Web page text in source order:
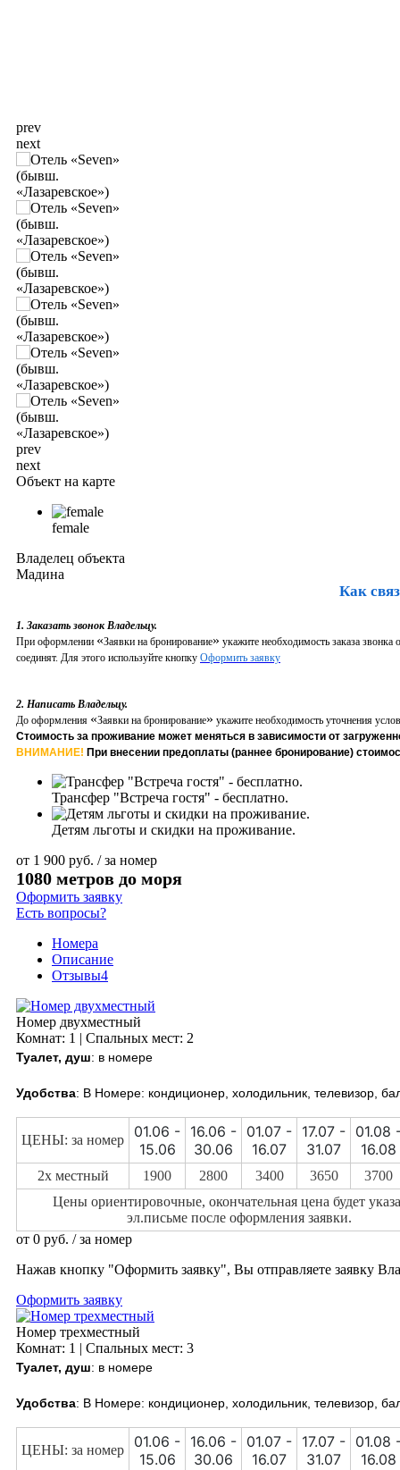
prev
next
prev
next
Объект на карте
female
Владелец объекта
Мадина
Как
1. Заказать звонок Владельцу.
При оформлении «Заявки на бронирование» укажите необходимость заказа звонка
соединят. Для этого используйте кнопку Оформить заявку
2. Написать Владельцу.
До оформления «Заявки на бронирование» укажите необходимость уточнения
Стоимость за проживание может меняться в зависимости от
ВНИМАНИЕ! При внесении предоплаты (раннее бронирование)
Трансфер "Встреча гостя" - бесплатно.
Детям льготы и скидки на проживание.
от 1 900 руб. / за номер
1080 метров до моря
Оформить заявку
Есть вопросы?
Номера
Описание
Отзывы4
Номер двухместный
Комнат: 1 | Спальных мест: 2
Туалет, душ: в номере
Удобства: В Номере: кондиционер, холодильник, телевизор,
ЦЕНЫ: за номер
01.06 -
15.06
16.06 -
30.06
01.07 -
16.07
17.07 -
31.07
01.08
16.08
2х местный 1900 2800 3400 3650
3700
Цены ориентировочные, окончательная цена будет
эл.письме после оформления заявки.
от 0 руб. / за номер
Нажав кнопку "Оформить заявку", Вы отправляете заявку
Оформить заявку
Номер трехместный
Комнат: 1 | Спальных мест: 3
Туалет, душ: в номере
Удобства: В Номере: кондиционер, холодильник, телевизор,
ЦЕНЫ: за номер
01.06 -
15.06
16.06 -
30.06
01.07 -
16.07
17.07 -
31.07
01.08
16.08